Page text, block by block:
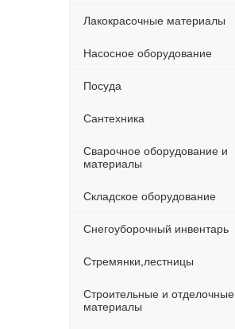
Лакокрасочные материалы
Насосное оборудование
Посуда
Сантехника
Сварочное оборудование и
материалы
Складское оборудование
Снегоуборочный инвентарь
Стремянки,лестницы
Строительные и отделочные
материалы